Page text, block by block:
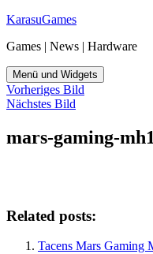
Zum
springen
KarasuGames
Games | News | Hardware
Menü und Widgets
Vorheriges Bild
Nächstes Bild
mars-gaming-
Related posts:
Tacens Mars Gaming